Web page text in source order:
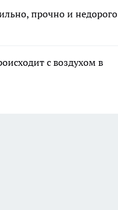
прочно и недорого
с воздухом в